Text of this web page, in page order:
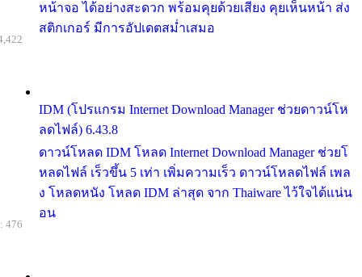
หน้าจอ ได้อย่างสะดวก พร้อมคุยด้วยเสียง คุยเห็นหน้า ส่ง
สติกเกอร์ มีการอัปเดตสม่ำเสมอ
IDM (โปรแกรม Internet Download Manager ช่วยดาวน์โห
ลดไฟล์) 6.43.8
ดาวน์โหลด IDM โหลด Internet Download Manager ช่วยโ
หลดไฟล์ เร็วขึ้น 5 เท่า เพิ่มความเร็ว ดาวน์โหลดไฟล์ เพล
ง โหลดหนัง โหลด IDM ล่าสุด จาก Thaiware ไว้ใจได้แน่น
อน
476